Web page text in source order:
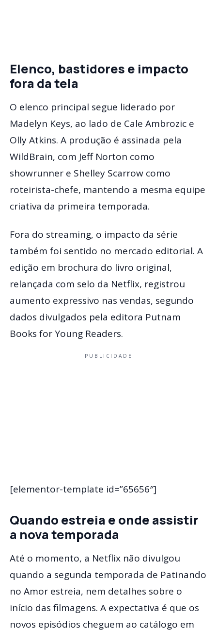
Elenco, bastidores e impacto
fora da tela
O elenco principal segue liderado por
Madelyn Keys, ao lado de Cale Ambrozic e
Olly Atkins. A produção é assinada pela
WildBrain, com Jeff Norton como
showrunner e Shelley Scarrow como
roteirista-chefe, mantendo a mesma equipe
criativa da primeira temporada.
Fora do streaming, o impacto da série
também foi sentido no mercado editorial. A
edição em brochura do livro original,
relançada com selo da Netflix, registrou
aumento expressivo nas vendas, segundo
dados divulgados pela editora Putnam
Books for Young Readers.
PUBLICIDADE
[elementor-template id=”65656″]
Quando estreia e onde assistir
a nova temporada
Até o momento, a Netflix não divulgou
quando a segunda temporada de Patinando
no Amor estreia, nem detalhes sobre o
início das filmagens. A expectativa é que os
novos episódios cheguem ao catálogo em